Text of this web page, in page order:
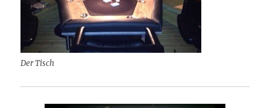
Der Tisch